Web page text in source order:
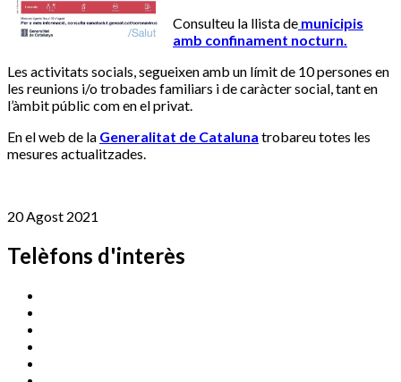
Consulteu la llista de municipis
amb confinament nocturn.
Les activitats socials, segueixen amb un límit de 10 persones en
les reunions i/o trobades familiars i de caràcter social, tant en
l’àmbit públic com en el privat.
En el web de la Generalitat de Cataluna trobareu totes les
mesures actualitzades.
20 Agost 2021
Telèfons d'interès